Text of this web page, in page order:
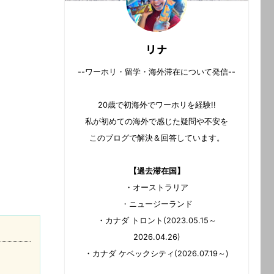
リナ
--ワーホリ・留学・海外滞在について発信--
20歳で初海外でワーホリを経験!!
私が初めての海外で感じた疑問や不安を
このブログで解決＆回答しています。
【過去滞在国】
・オーストラリア
・ニュージーランド
・カナダ トロント(2023.05.15～
2026.04.26)
・カナダ ケベックシティ(2026.07.19～)